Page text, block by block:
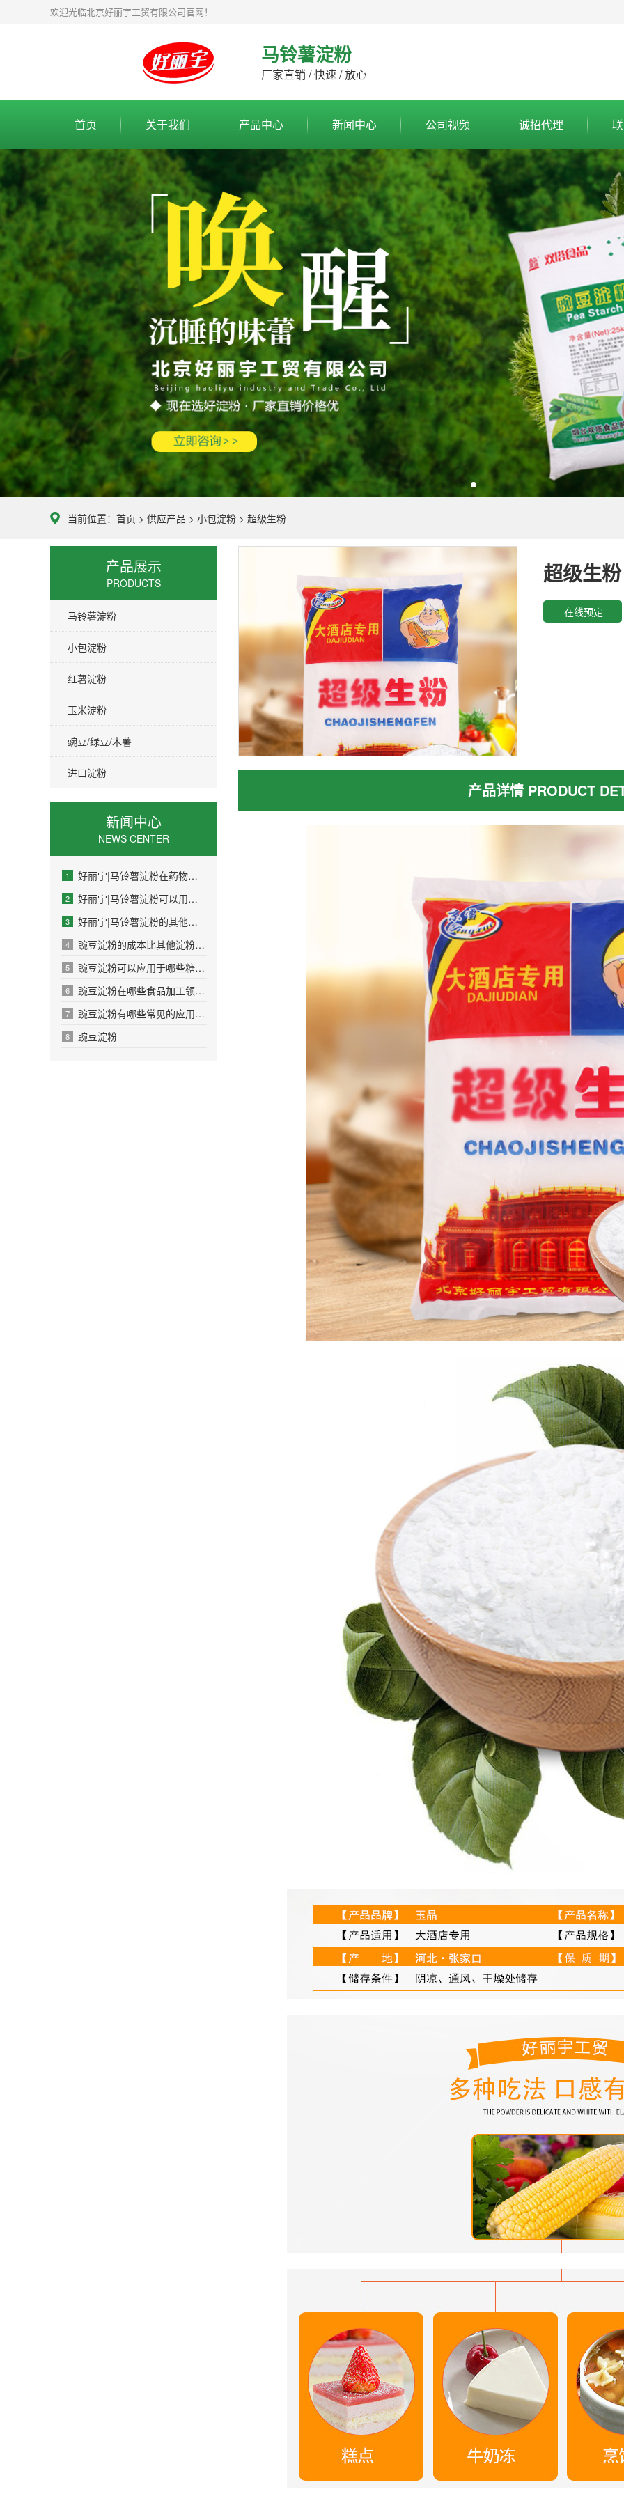
欢迎光临北京好丽宇工贸有限公司官网！
马铃薯淀粉
厂家直销 / 快速 / 放心
首页 关于我们 产品中心 新闻中心 公司视频 诚招代理
当前位置： 首页 > 供应产品 > 小包淀粉 > 超级生粉
产品展示
PRODUCTS
马铃薯淀粉
小包淀粉
红薯淀粉
玉米淀粉
豌豆/绿豆/木薯
进口淀粉
新闻中心
NEWS CENTER
1 好丽宇|马铃薯淀粉在药物制剂中的作用是什么
2 好丽宇|马铃薯淀粉可以用于制药工业吗
3 好丽宇|马铃薯淀粉的其他名称是什么
4 豌豆淀粉的成本比其他淀粉高多少呢
5 豌豆淀粉可以应用于哪些糖果生产领域呢
6 豌豆淀粉在哪些食品加工领域有应用价值
7 豌豆淀粉有哪些常见的应用场景和案例吗
8 豌豆淀粉
超级生粉
在线预定
产品详情 PRODUCT